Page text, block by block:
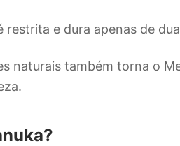
e dura apenas de
naturais também torna o